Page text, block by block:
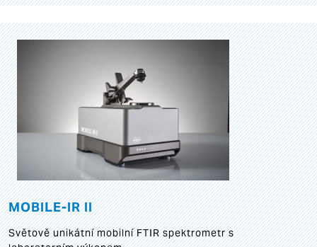
MOBILE-IR II
Světově unikátní mobilní FTIR spektrometr s